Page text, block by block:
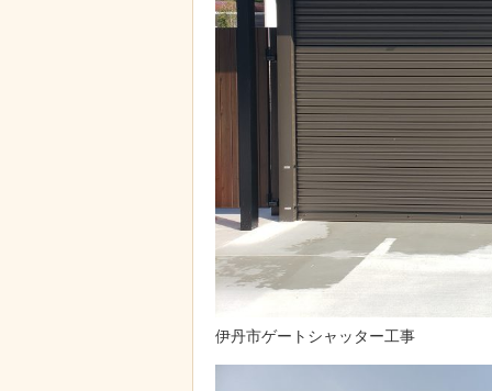
伊丹市ゲートシャッター工事